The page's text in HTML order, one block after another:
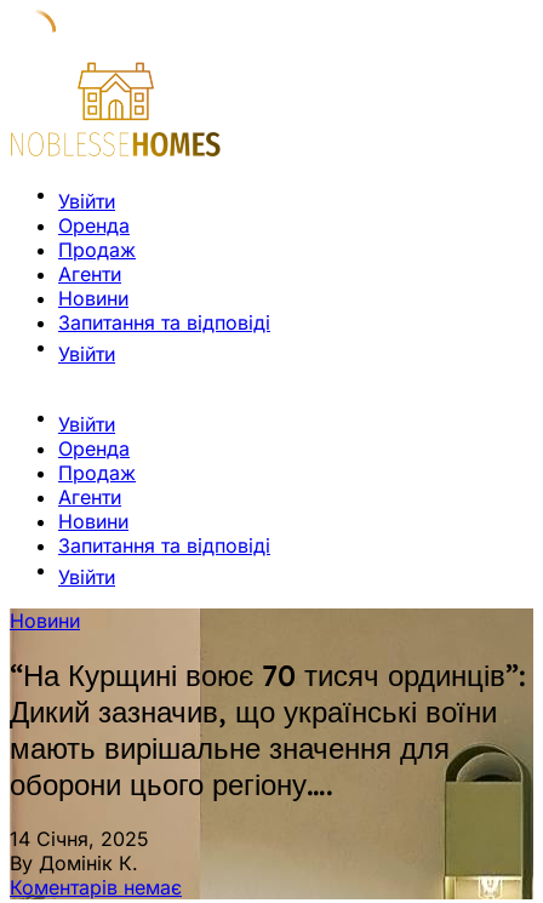
Увійти
Оренда
Продаж
Агенти
Новини
Запитання та відповіді
Увійти
Увійти
Оренда
Продаж
Агенти
Новини
Запитання та відповіді
Увійти
Новини
“На Курщині воює 70 тисяч ординців”:
Дикий зазначив, що українські воїни
мають вирішальне значення для
оборони цього регіону….
14 Січня, 2025
By Домінік К.
Коментарів немає